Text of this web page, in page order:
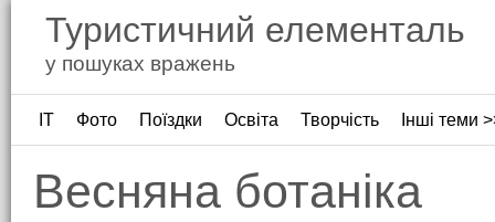
Туристичний елементаль
у пошуках вражень
ІТ Фото Поїздки Освіта Творчість Інші теми
Весняна ботаніка